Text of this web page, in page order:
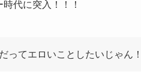
代に突入！！！
だってエロいことしたいじゃん